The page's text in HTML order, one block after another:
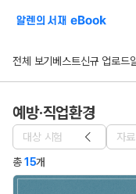
전체 보기 베스트신규 업로드
예방·직업환경
대상 시험 자
총15개